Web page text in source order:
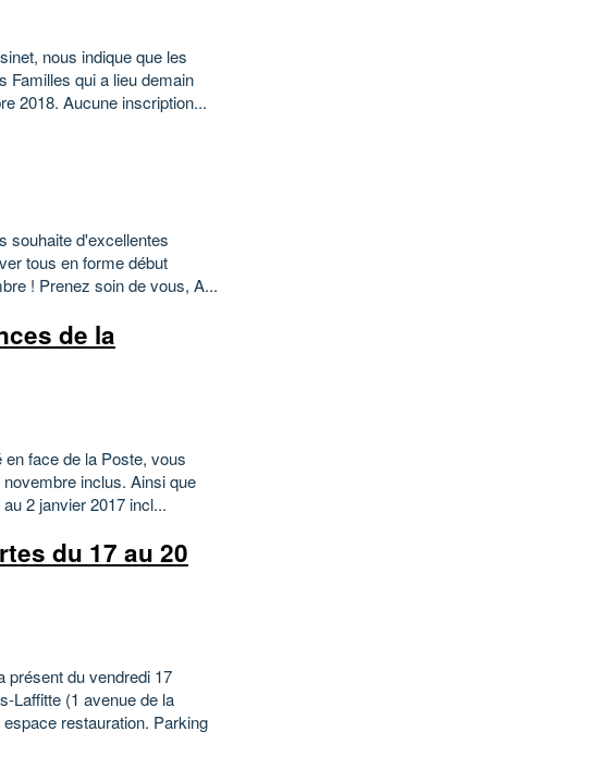
nous indique que les
Familles qui a lieu demain
2018. Aucune inscription...
souhaite d'excellentes
tous en forme début
! Prenez soin de vous, A...
de la
face de la Poste, vous
inclus. Ainsi que
2 janvier 2017 incl...
du 17 au 20
présent du vendredi 17
Laffitte (1 avenue de la
restauration. Parking